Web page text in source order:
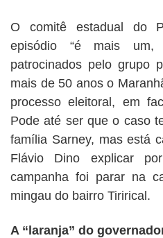
O comitê estadual do
episódio “é mais um,
patrocinados pelo grupo
mais de 50 anos o
processo eleitoral, em
Pode até ser que o caso
família Sarney, mas está
Flávio Dino explicar
campanha foi parar na
mingau do bairro Tirirical.
A “laranja” do